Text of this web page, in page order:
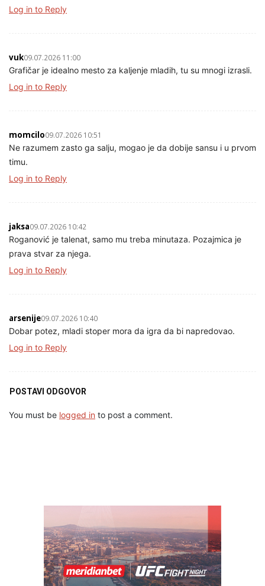
Log in to Reply
vuk09.07.2026 11:00
Grafičar je idealno mesto za kaljenje mladih, tu su mnogi izrasli.
Log in to Reply
momcilo09.07.2026 10:51
Ne razumem zasto ga salju, mogao je da dobije sansu i u prvom
timu.
Log in to Reply
jaksa09.07.2026 10:42
Roganović je talenat, samo mu treba minutaza. Pozajmica je
prava stvar za njega.
Log in to Reply
arsenije09.07.2026 10:40
Dobar potez, mladi stoper mora da igra da bi napredovao.
Log in to Reply
POSTAVI ODGOVOR
You must be logged in to post a comment.